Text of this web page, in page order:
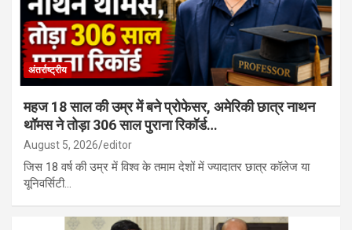
अंतर्राष्ट्रीय
महज 18 साल की उम्र में बने प्रोफेसर, अमेरिकी छात्र नाथन
थॉमस ने तोड़ा 306 साल पुराना रिकॉर्ड…
August 5, 2026 editor
जिस 18 वर्ष की उम्र में विश्व के तमाम देशों में ज्यादातर छात्र कॉलेज या
यूनिवर्सिटी…